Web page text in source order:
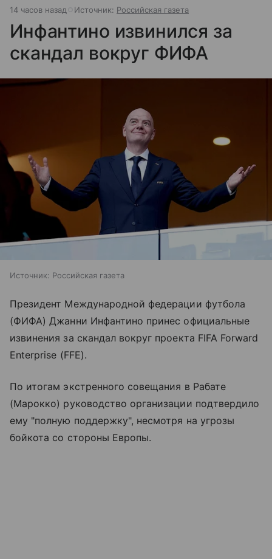
14 часов назад Источник: Российская газета
Инфантино извинился за
скандал вокруг ФИФА
Источник: Российская газета
Президент Международной федерации футбола
(ФИФА) Джанни Инфантино принес официальные
извинения за скандал вокруг проекта FIFA Forward
Enterprise (FFE).
По итогам экстренного совещания в Рабате
(Марокко) руководство организации подтвердило
ему "полную поддержку", несмотря на угрозы
бойкота со стороны Европы.